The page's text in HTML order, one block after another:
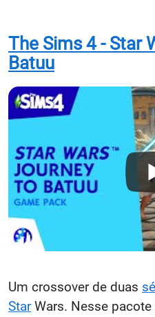
The Sims 4 - Star
Batuu
Um crossover de duas
StarWars. Nesse pacote